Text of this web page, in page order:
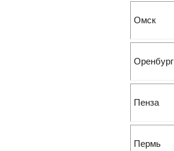
Омск
Оренбург
Пенза
Пермь